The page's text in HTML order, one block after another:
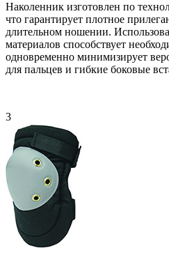
Наколенник изготовлен по
что гарантирует плотное
длительном ношении.
материалов способствует
одновременно минимизирует
для пальцев и гибкие боковые
3